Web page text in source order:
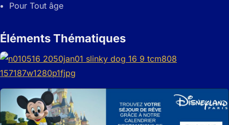
Pour Tout âge
Éléments Thématiques